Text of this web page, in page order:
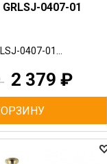
0407-01
0407-01...
2 379₽